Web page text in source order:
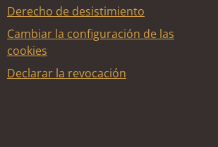
Derecho de desistimiento
Cambiar la configuración de las
cookies
Declarar la revocación